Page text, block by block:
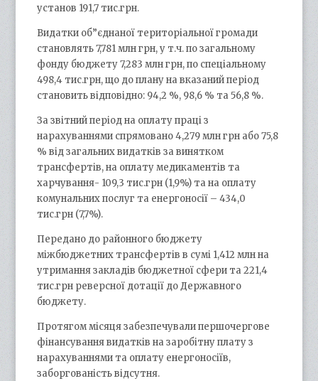
установ 191,7 тис.грн.
Видатки об”єднаної територіальної громади
становлять 7,781 млн грн, у т.ч. по загальному
фонду бюджету 7,283 млн грн, по спеціальному
498,4 тис.грн, що до плану на вказаний період
становить відповідно: 94,2 %, 98,6 % та 56,8 %.
За звітний період на оплату праці з
нарахуваннями спрямовано 4,279 млн грн або 75,8
% від загальних видатків за винятком
трансфертів, на оплату медикаментів та
харчування- 109,3 тис.грн (1,9%) та на оплату
комунальних послуг та енергоносії – 434,0
тис.грн (7,7%).
Передано до районного бюджету
міжбюджетних трансфертів в сумі 1,412 млн на
утримання закладів бюджетної сфери та 221,4
тис.грн реверсної дотації до Державного
бюджету.
Протягом місяця забезпечували першочергове
фінансування видатків на заробітну плату з
нарахуваннями та оплату енергоносіїв,
заборгованість відсутня.